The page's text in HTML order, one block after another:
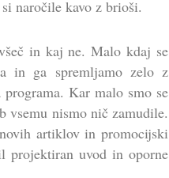
naročile kavo z brioši.
in kaj ne. Malo kdaj se
in ga spremljamo zelo z
Kar malo smo se
vsemu nismo nič zamudile.
artiklov in promocijski
projektiran uvod in oporne